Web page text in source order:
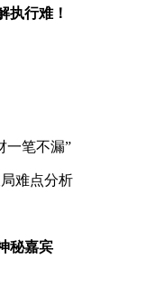
执行难！
一笔不漏”
难点分析
秘嘉宾